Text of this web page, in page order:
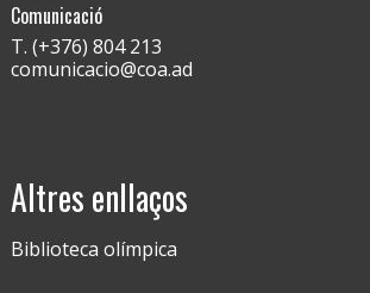
Comunicació
T. (+376) 804 213
comunicacio@coa.ad
Altres enllaços
Biblioteca olímpica